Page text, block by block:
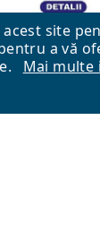
site
a vă
Mai
Principală